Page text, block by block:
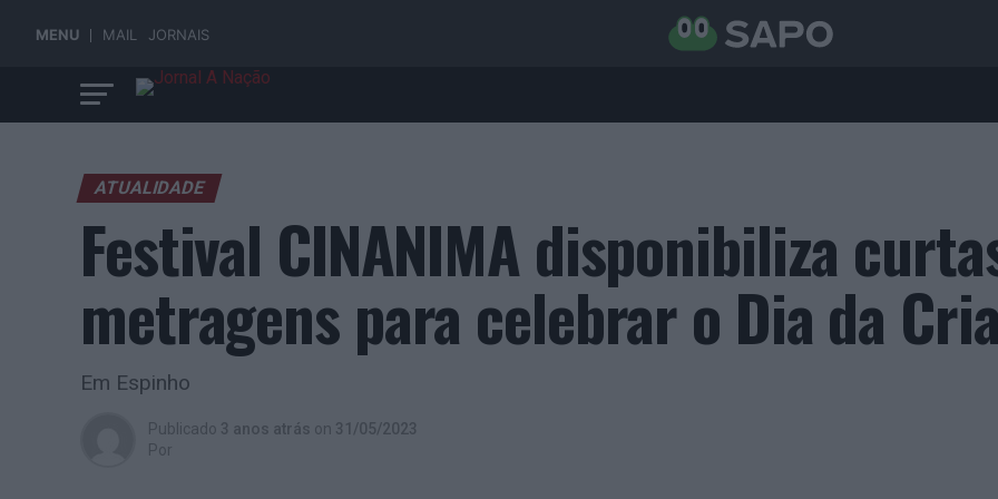
MENU MAIL JORNAIS
ATUALIDADE
Festival CINANIMA disponibiliza
metragens para celebrar o Dia da
Em Espinho
Publicado 3 anos atrás on 31/05/2023
Por